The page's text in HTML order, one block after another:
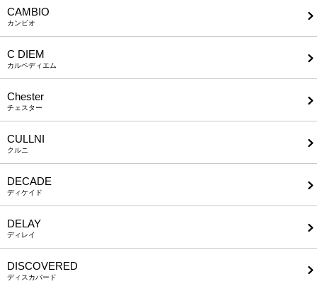
CAMBIO
カンビオ
C DIEM
カルペディエム
Chester
チェスター
CULLNI
クルニ
DECADE
ディケイド
DELAY
ディレイ
DISCOVERED
ディスカバード